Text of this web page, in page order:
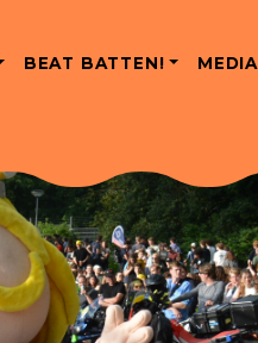
BEAT BATTEN! MEDIA